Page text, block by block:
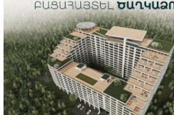
10:02:07 8-08-2026
«Պատմական
կարելի
դարձնել». Կարպիս Փաշոյան
0:55:39 8-08-2026
Երևանի և մարզերի
հասցեներում օգոստոսի